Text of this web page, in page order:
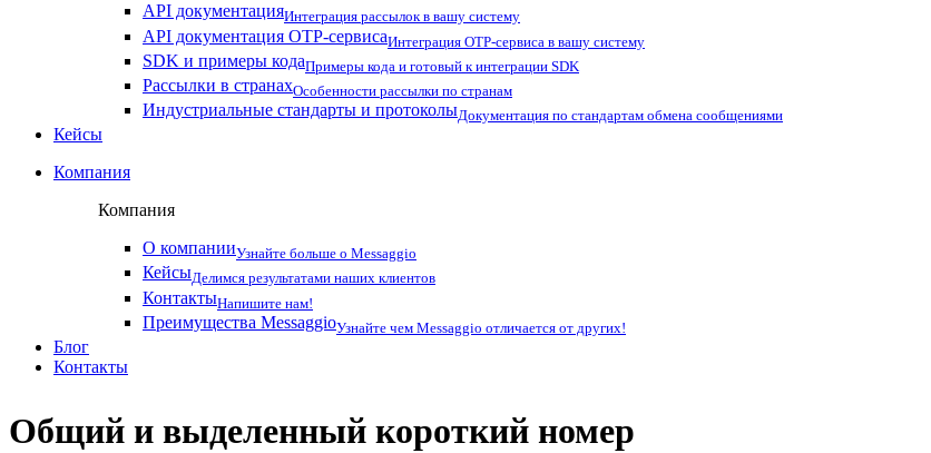
API документацияИнтеграция рассылок в вашу систему
API документация OTP-сервисаИнтеграция OTP-сервиса в вашу систему
SDK и примеры кодаПримеры кода и готовый к интеграции SDK
Рассылки в странахОсобенности рассылки по странам
Индустриальные стандарты и протоколыДокументация по стандартам обмена сообщениями
Кейсы
Компания
Компания
О компанииУзнайте больше о Messaggio
КейсыДелимся результатами наших клиентов
КонтактыНапишите нам!
Преимущества MessaggioУзнайте чем Messaggio отличается от других!
Блог
Контакты
Общий и выделенный короткий номер